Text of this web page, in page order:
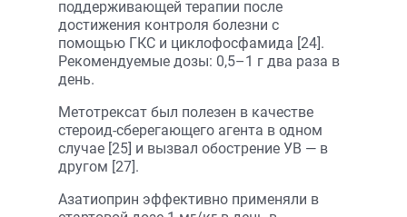
поддерживающей терапии после
достижения контроля болезни с
помощью ГКС и циклофосфамида [24].
Рекомендуемые дозы: 0,5–1 г два раза в
день.
Метотрексат был полезен в качестве
стероид-сберегающего агента в одном
случае [25] и вызвал обострение УВ — в
другом [27].
Азатиоприн эффективно применяли в